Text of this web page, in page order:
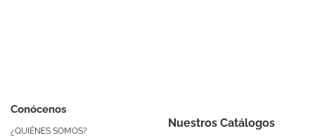
Conócenos
¿QUIÉNES SOMOS?
Nuestros Catálogos